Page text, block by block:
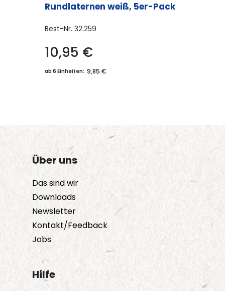
Rundlaternen weiß, 5er-Pack
Best-Nr. 32.259
10,95 €
ab 6 Einheiten: 9,85 €
Über uns
Das sind wir
Downloads
Newsletter
Kontakt/Feedback
Jobs
Hilfe